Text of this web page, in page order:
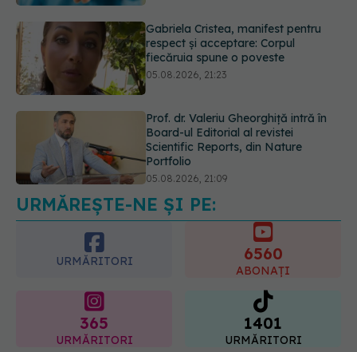
Prof. dr. Valeriu Gheorghiță intră în
Board-ul Editorial al revistei
Scientific Reports, din Nature
EXCLUSIV Tratamentul modern al
cancerelor ginecologice. Dr. Sorin
Bogdan (SANADOR), la DC Medical
și DC News
06.08.2026, 10:29
URMĂREȘTE-NE ȘI PE:
URMĂRITORI 6560
ABONAȚI
365
URMĂRITORI
1401
URMĂRITORI